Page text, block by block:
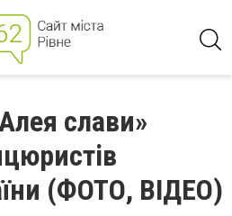
слави»
(ФОТО, ВІДЕО)